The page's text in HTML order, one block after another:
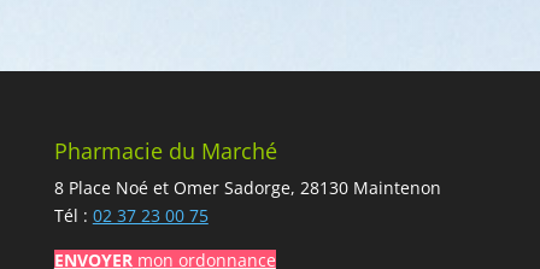
Pharmacie du Marché
8 Place Noé et Omer Sadorge, 28130 Maintenon
Tél : 02 37 23 00 75
ENVOYERmon ordonnance